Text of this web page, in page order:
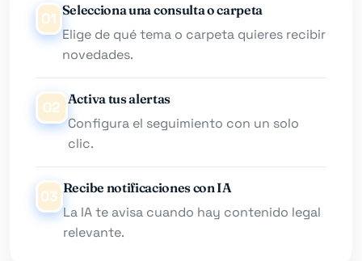
01 Selecciona una consulta o carpeta
Elige de qué tema o carpeta quieres recibir
novedades.
02 Activa tus alertas
Configura el seguimiento con un solo
clic.
03 Recibe notificaciones con IA
La IA te avisa cuando hay contenido legal
relevante.